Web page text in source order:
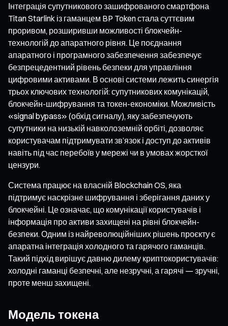
Інтеграція супутникового зашифрованого смартфона
Titan Starlink із гаманцем BP Token стала суттєвим
проривом, розширивши можливості блокчейн-
технологій до апаратного рівня. Це поєднання
апаратного і програмного забезпечення забезпечує
безпрецедентний рівень безпеки для управління
цифровими активами. В основі системи лежить синергія
трьох ключових технологій: супутникових комунікацій,
блокчейн-шифрування та токен-економіки. Можливість
«signal bypass» (обхід сигналу), яку забезпечують
супутники на низькій навколоземній орбіті, дозволяє
користувачам підтримувати зв’язок і доступ до активів
навіть під час перебоїв у мережі чи в умовах жорсткої
цензури.
Система працює на власній Blockchain OS, яка
підтримує наскрізне шифрування і зберігання даних у
блокчейні. Це означає, що комунікації користувачів і
інформація про активи захищені на рівні блокчейн-
безпеки. Одним із найреволюційніших рішень проєкту є
апаратна інтеграція холодного та гарячого гаманців.
Такий підхід вирішує давню дилему криптокористувачів:
холодні гаманці безпечні, але незручні, а гарячі — зручні,
проте менш захищені.
Модель токена